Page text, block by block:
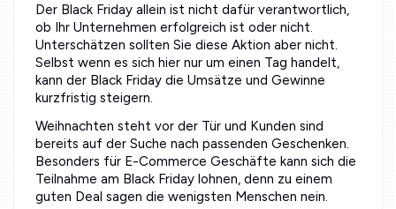
Der Black Friday allein ist nicht dafür verantwortlich,
ob Ihr Unternehmen erfolgreich ist oder nicht.
Unterschätzen sollten Sie diese Aktion aber nicht.
Selbst wenn es sich hier nur um einen Tag handelt,
kann der Black Friday die Umsätze und Gewinne
kurzfristig steigern.
Weihnachten steht vor der Tür und Kunden sind
bereits auf der Suche nach passenden Geschenken.
Besonders für E-Commerce Geschäfte kann sich die
Teilnahme am Black Friday lohnen, denn zu einem
guten Deal sagen die wenigsten Menschen nein.